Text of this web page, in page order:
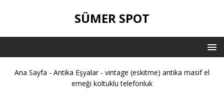
SÜMER SPOT
Ana Sayfa - Antika Eşyalar- vintage (eskitme) antika masif el
emeği koltuklu telefonluk